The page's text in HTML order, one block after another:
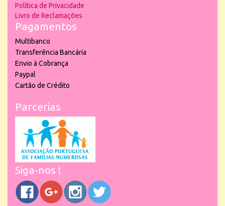
Política de Privacidade
Livro de Reclamações
Pagamentos
Multibanco
Transferência Bancária
Envio à Cobrança
Paypal
Cartão de Crédito
Parcerias
Siga-nos !